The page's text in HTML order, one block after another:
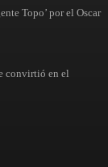
Topo’ por el Oscar
convirtió en el